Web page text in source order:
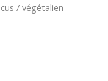
/ végétalien